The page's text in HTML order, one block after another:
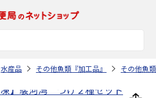
水産品 その他魚類『加工品』 その他魚類